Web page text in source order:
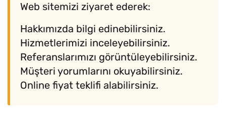
Web sitemizi ziyaret ederek:
Hakkımızda bilgi edinebilirsiniz.
Hizmetlerimizi inceleyebilirsiniz.
Referanslarımızı görüntüleyebilirsiniz.
Müşteri yorumlarını okuyabilirsiniz.
Online fiyat teklifi alabilirsiniz.